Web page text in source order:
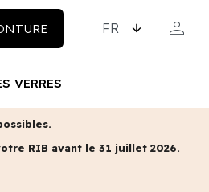
person
VERRES
RIB avant le 31 juillet 2026.